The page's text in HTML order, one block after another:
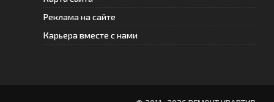
Реклама на сайте
Карьера вместе с нами